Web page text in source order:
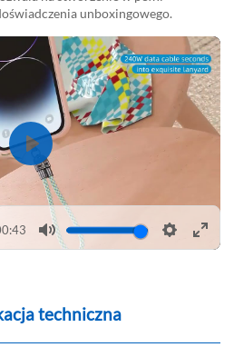
unboxingowego.
Mute SettingsEnter
Play
techniczna